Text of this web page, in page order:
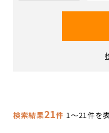
検索結果21件 1～21件を